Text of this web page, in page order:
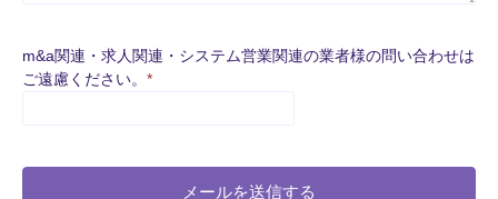
m&a関連・求人関連・システム営業関連の業者様の問い合わせは
ご遠慮ください。 *